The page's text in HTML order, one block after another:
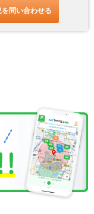
問い合わせる